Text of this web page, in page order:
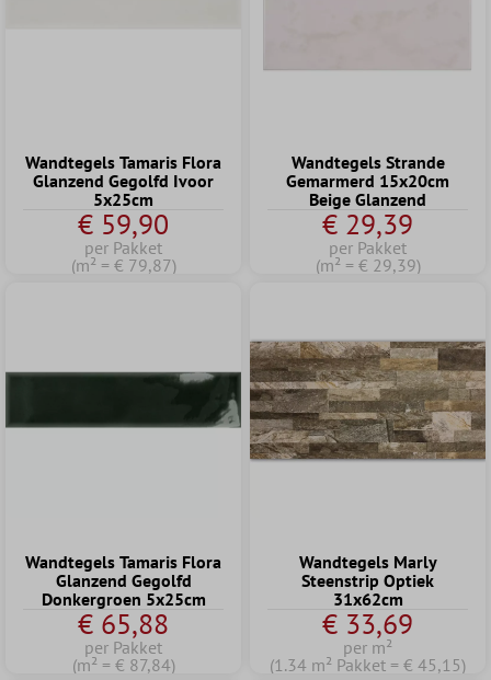
Wandtegels Tamaris Flora
Glanzend Gegolfd Ivoor
5x25cm
€ 59,90
per Pakket
(m² = € 79,87)
Wandtegels Strande
Gemarmerd 15x20cm
Beige Glanzend
€ 29,39
per Pakket
(m² = € 29,39)
Wandtegels Tamaris Flora
Glanzend Gegolfd
Donkergroen 5x25cm
€ 65,88
per Pakket
(m² = € 87,84)
Wandtegels Marly
Steenstrip Optiek
31x62cm
€ 33,69
per m²
(1.34 m² Pakket = € 45,15)